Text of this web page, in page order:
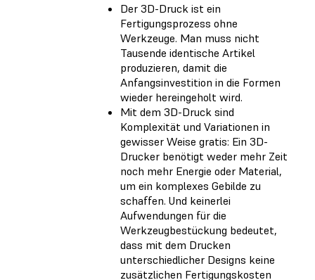
Der 3D-Druck ist ein
Fertigungsprozess ohne
Werkzeuge. Man muss nicht
Tausende identische Artikel
produzieren, damit die
Anfangsinvestition in die Formen
wieder hereingeholt wird.
Mit dem 3D-Druck sind
Komplexität und Variationen in
gewisser Weise gratis: Ein 3D-
Drucker benötigt weder mehr Zeit
noch mehr Energie oder Material,
um ein komplexes Gebilde zu
schaffen. Und keinerlei
Aufwendungen für die
Werkzeugbestückung bedeutet,
dass mit dem Drucken
unterschiedlicher Designs keine
zusätzlichen Fertigungskosten